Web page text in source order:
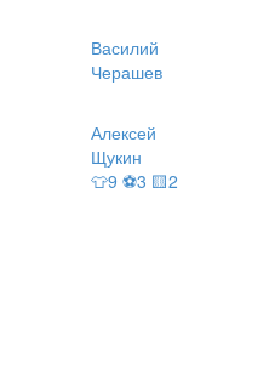
Василий
Черашев
Алексей
Щукин
👕9 ⚽3 🟨2